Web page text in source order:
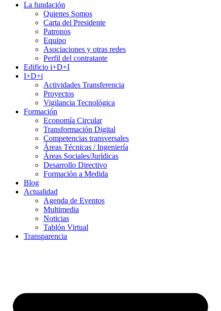
La fundación
Quienes Somos
Carta del Presidente
Patronos
Equipo
Asociaciones y otras redes
Perfil del contratante
Edificio i+D+I
I+D+i
Actividades Transferencia
Proyectos
Vigilancia Tecnológica
Formación
Economía Circular
Transformación Digital
Competencias transversales
Áreas Técnicas / Ingeniería
Áreas Sociales/Jurídicas
Desarrollo Directivo
Formación a Medida
Blog
Actualidad
Agenda de Eventos
Multimedia
Noticias
Tablón Virtual
Transparencia